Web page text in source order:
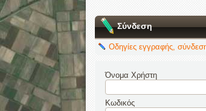
Σύνδεση
Οδηγίες εγγραφής,
Όνομα Χρήστη
Κωδικός